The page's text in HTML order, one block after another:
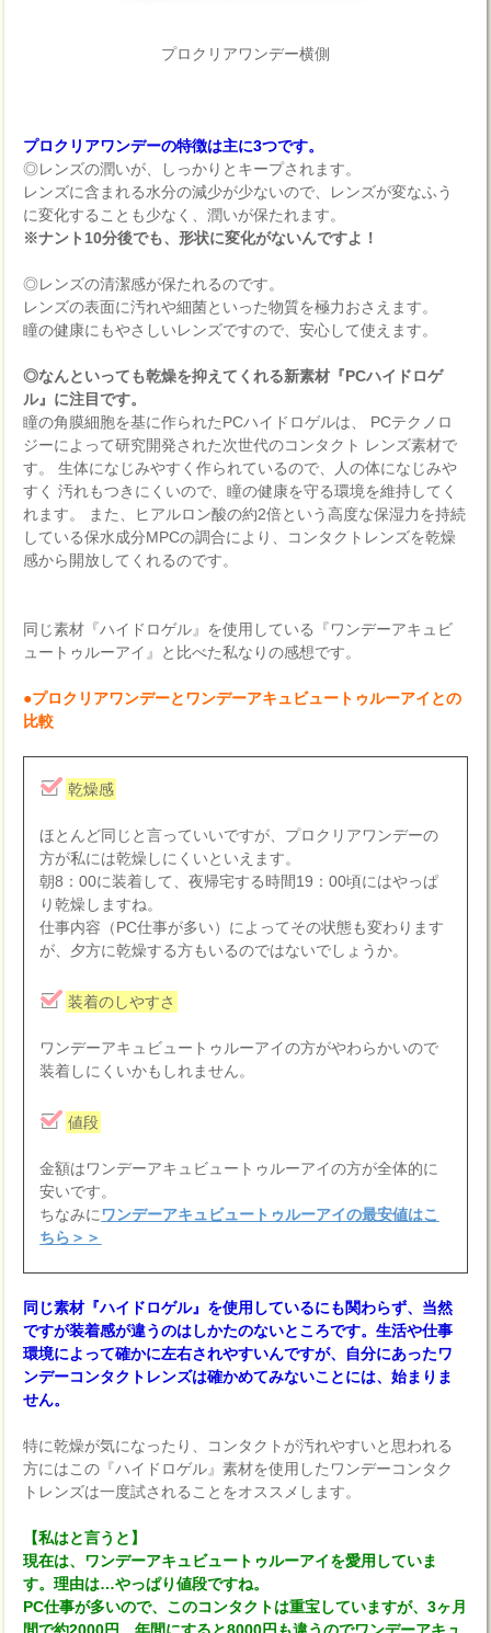
プロクリアワンデー横側
プロクリアワンデーの特徴は主に3つです。
◎レンズの潤いが、しっかりとキープされます。
レンズに含まれる水分の減少が少ないので、レンズが変なふう
に変化することも少なく、潤いが保たれます。
※ナント10分後でも、形状に変化がないんですよ！
◎レンズの清潔感が保たれるのです。
レンズの表面に汚れや細菌といった物質を極力おさえます。
瞳の健康にもやさしいレンズですので、安心して使えます。
◎なんといっても乾燥を抑えてくれる新素材『PCハイドロゲ
ル』に注目です。
瞳の角膜細胞を基に作られたPCハイドロゲルは、 PCテクノロ
ジーによって研究開発された次世代のコンタクト レンズ素材で
す。 生体になじみやすく作られているので、人の体になじみや
すく 汚れもつきにくいので、瞳の健康を守る環境を維持してく
れます。 また、ヒアルロン酸の約2倍という高度な保湿力を持続
している保水成分MPCの調合により、コンタクトレンズを乾燥
感から開放してくれるのです。
同じ素材『ハイドロゲル』を使用している『ワンデーアキュビ
ュートゥルーアイ』と比べた私なりの感想です。
●プロクリアワンデーとワンデーアキュビュートゥルーアイとの
比較
乾燥感
ほとんど同じと言っていいですが、プロクリアワンデーの
方が私には乾燥しにくいといえます。
朝8：00に装着して、夜帰宅する時間19：00頃にはやっぱ
り乾燥しますね。
仕事内容（PC仕事が多い）によってその状態も変わります
が、夕方に乾燥する方もいるのではないでしょうか。
装着のしやすさ
ワンデーアキュビュートゥルーアイの方がやわらかいので
装着しにくいかもしれません。
値段
金額はワンデーアキュビュートゥルーアイの方が全体的に
安いです。
ちなみにワンデーアキュビュートゥルーアイの最安値はこ
ちら＞＞
同じ素材『ハイドロゲル』を使用しているにも関わらず、当然
ですが装着感が違うのはしかたのないところです。生活や仕事
環境によって確かに左右されやすいんですが、自分にあったワ
ンデーコンタクトレンズは確かめてみないことには、始まりま
せん。
特に乾燥が気になったり、コンタクトが汚れやすいと思われる
方にはこの『ハイドロゲル』素材を使用したワンデーコンタク
トレンズは一度試されることをオススメします。
【私はと言うと】
現在は、ワンデーアキュビュートゥルーアイを愛用していま
す。理由は…やっぱり値段ですね。
PC仕事が多いので、このコンタクトは重宝していますが、3ヶ月